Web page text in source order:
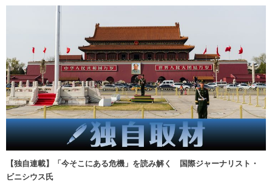
【独自連載】「今そこにある危機」を読み解く 国際ジャーナリスト・
ビニシウス氏